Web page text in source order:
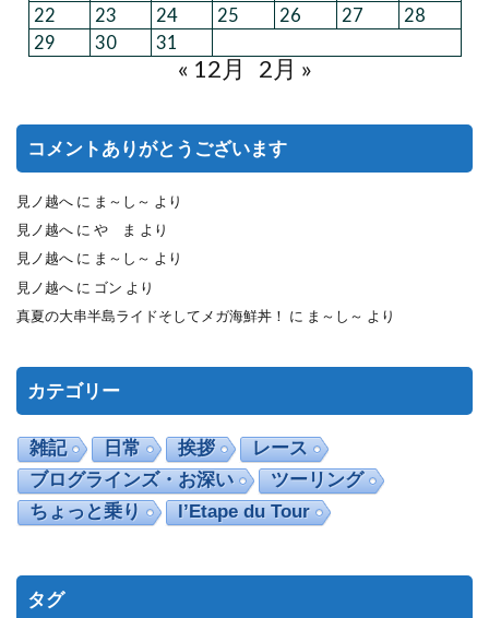
22 23 24 25 26 27
28
29
30 31
« 12月 2月 »
コメントありがとうございます
見ノ越へ に ま～し～ より
見ノ越へ に や ま より
見ノ越へ に ま～し～ より
見ノ越へ に ゴン より
真夏の大串半島ライドそしてメガ海鮮丼！ に ま～し～ より
カテゴリー
雑記 日常 挨拶
レース
ブログラインズ・お深い
ツーリング
ちょっと乗り
l’Etape du Tour
タグ